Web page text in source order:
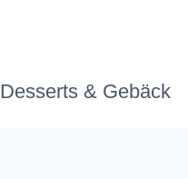
Desserts & Gebäck